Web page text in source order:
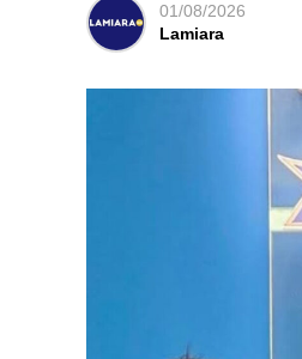
01/08/2026
Lamiara